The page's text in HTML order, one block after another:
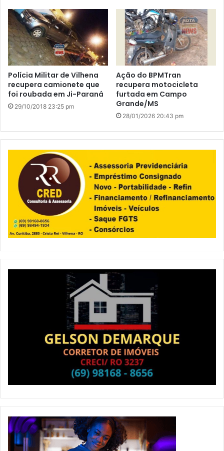
Polícia Militar de Vilhena
recupera camionete que
foi roubada em Ji-Paraná
29/10/2018 23:25 pm
Ação do BPMTran
recupera motocicleta
furtada em Campo
Grande/MS
28/01/2026 20:43 pm